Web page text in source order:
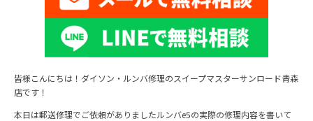
皆様こんにちは！ダイソン・ルンバ修理のスイープマスターサンロード青森
店です！
本日は郵送修理でご依頼がありましたルンバe5の実際の修理内容を書いて